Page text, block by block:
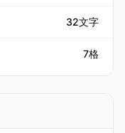
32文字
7格